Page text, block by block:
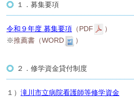
アクセス
１．募集要項
令和９年度 募集要項（PDF
）
※推薦書（WORD ）
２．修学資金貸付制度
１） 滝川市立病院看護師等修学資金